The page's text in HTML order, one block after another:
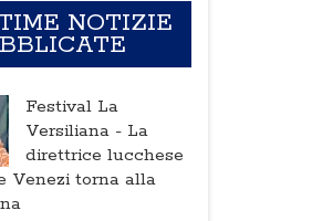
NOTIZIE
Festival La
Versiliana - La
direttrice lucchese
Venezi torna alla